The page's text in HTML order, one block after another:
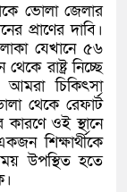
ভোলা জেলার
প্রাণের দাবি।
যেখানে ৫৬
রাষ্ট্র নিচ্ছে
চিকিৎসা
থেকে রেফার্ট
ওই স্থানে
শিক্ষার্থীকে
উপস্থিত হতে